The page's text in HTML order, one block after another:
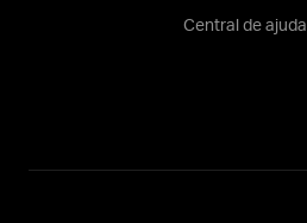
Central de ajuda